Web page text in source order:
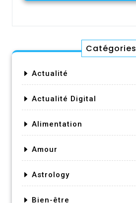
Catégories
Actualité
Actualité Digital
Alimentation
Amour
Astrology
Bien-être